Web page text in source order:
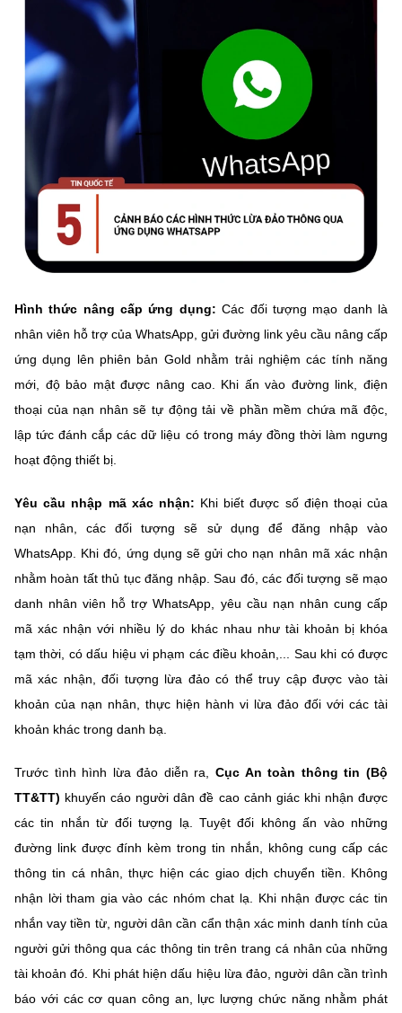
Hình thức nâng cấp ứng dụng:Các đối tượng mạo danh là
nhân viên hỗ trợ của WhatsApp, gửi đường link yêu cầu nâng cấp
ứng dụng lên phiên bản Gold nhằm trải nghiệm các tính năng
mới, độ bảo mật được nâng cao. Khi ấn vào đường link, điện
thoại của nạn nhân sẽ tự động tải về phần mềm chứa mã độc,
lập tức đánh cắp các dữ liệu có trong máy đồng thời làm ngưng
hoạt động thiết bị.
Yêu cầu nhập mã xác nhận: Khi biết được số điện thoại của
nạn nhân, các đối tượng sẽ sử dụng để đăng nhập vào
WhatsApp. Khi đó, ứng dụng sẽ gửi cho nạn nhân mã xác nhận
nhằm hoàn tất thủ tục đăng nhập. Sau đó, các đối tượng sẽ mạo
danh nhân viên hỗ trợ WhatsApp, yêu cầu nạn nhân cung cấp
mã xác nhận với nhiều lý do khác nhau như tài khoản bị khóa
tạm thời, có dấu hiệu vi phạm các điều khoản,... Sau khi có được
mã xác nhận, đối tượng lừa đảo có thể truy cập được vào tài
khoản của nạn nhân, thực hiện hành vi lừa đảo đối với các tài
khoản khác trong danh bạ.
Trước tình hình lừa đảo diễn ra,Cục An toàn thông tin (Bộ
TT&TT) khuyến cáo người dân đề cao cảnh giác khi nhận được
các tin nhắn từ đối tượng lạ. Tuyệt đối không ấn vào những
đường link được đính kèm trong tin nhắn, không cung cấp các
thông tin cá nhân, thực hiện các giao dịch chuyển tiền. Không
nhận lời tham gia vào các nhóm chat lạ. Khi nhận được các tin
nhắn vay tiền từ, người dân cần cẩn thận xác minh danh tính của
người gửi thông qua các thông tin trên trang cá nhân của những
tài khoản đó. Khi phát hiện dấu hiệu lừa đảo, người dân cần trình
báo với các cơ quan công an, lực lượng chức năng nhằm phát